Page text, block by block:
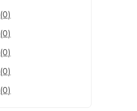
(0)
(0)
(0)
(0)
(0)